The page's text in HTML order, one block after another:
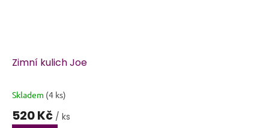
Zimní kulich Joe
Průměrné
produktu
Skladem (4 ks)
520 Kč / ks